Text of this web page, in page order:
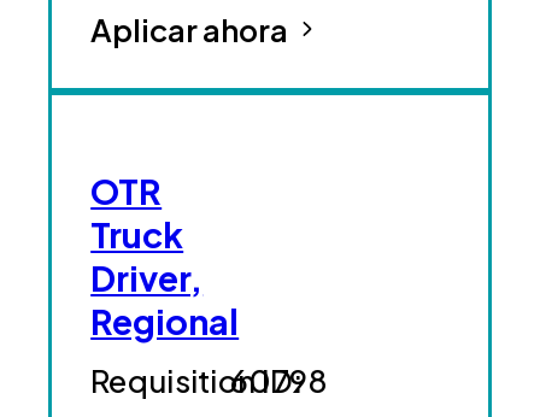
Aplicar ahora
OTR
Truck
Driver,
Regional
60798